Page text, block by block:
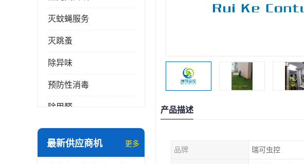
灭蚊蝇服务
灭跳蚤
除异味
预防性消毒
除甲醛
最新供应商机 更多
产品描述
品牌 瑞可虫控